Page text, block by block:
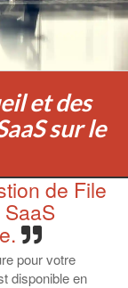
et des
sur le
de File
pour votre
disponible en